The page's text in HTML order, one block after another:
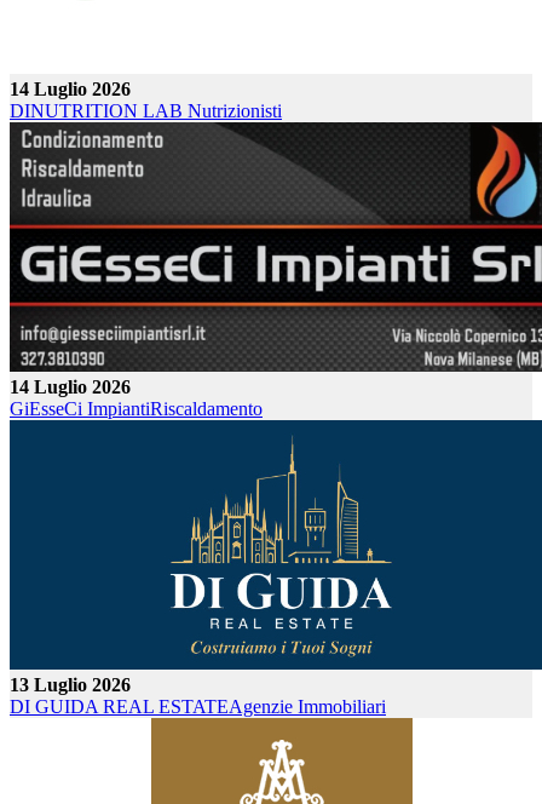
14 Luglio 2026
DINUTRITION LAB Nutrizionisti
14 Luglio 2026
GiEsseCi ImpiantiRiscaldamento
13 Luglio 2026
DI GUIDA REAL ESTATEAgenzie Immobiliari